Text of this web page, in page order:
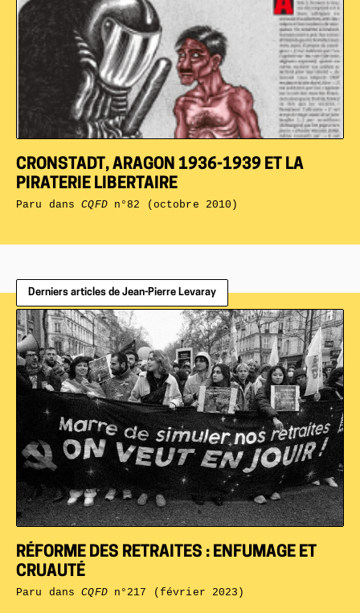
CRONSTADT, ARAGON 1936-1939 ET LA
PIRATERIE LIBERTAIRE
Paru dansCQFDn°82 (octobre 2010)
Derniers articles de Jean-Pierre Levaray
RÉFORME DES RETRAITES : ENFUMAGE ET
CRUAUTÉ
Paru dansCQFDn°217 (février 2023)